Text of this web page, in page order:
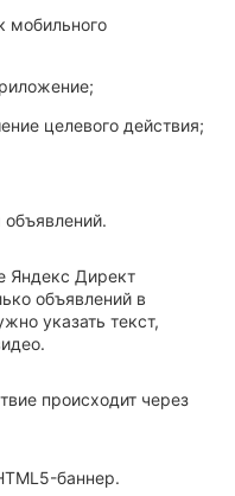
мобильного
целевого действия;
Яндекс Директ
объявлений в
указать текст,
происходит через
баннер.